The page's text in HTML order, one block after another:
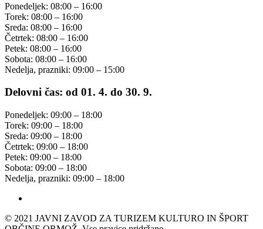
Ponedeljek: 08:00 – 16:00
Torek: 08:00 – 16:00
Sreda: 08:00 – 16:00
Četrtek: 08:00 – 16:00
Petek: 08:00 – 16:00
Sobota: 08:00 – 16:00
Nedelja, prazniki: 09:00 – 15:00
Delovni čas: od 01. 4. do 30. 9.
Ponedeljek: 09:00 – 18:00
Torek: 09:00 – 18:00
Sreda: 09:00 – 18:00
Četrtek: 09:00 – 18:00
Petek: 09:00 – 18:00
Sobota: 09:00 – 18:00
Nedelja, prazniki: 09:00 – 18:00
© 2021 JAVNI ZAVOD ZA TURIZEM KULTURO IN ŠPORT